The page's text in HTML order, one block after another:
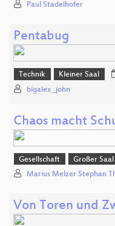
Paul Stadelhofer
Pentabug
Technik Kleiner Saal
bigalex _john
Chaos macht
Gesellschaft Großer Saal
Marius Melzer Stephan
Von Toren und